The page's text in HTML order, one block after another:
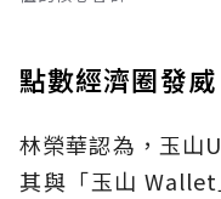
點數經濟圈發
林榮華認為，玉山
其與「玉山